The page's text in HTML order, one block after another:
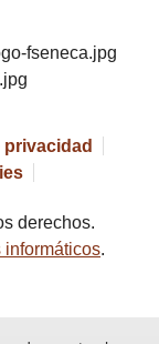
privacidad
derechos.
informáticos.